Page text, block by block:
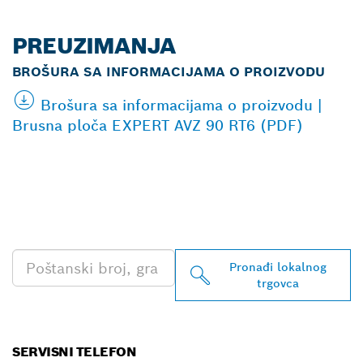
PREUZIMANJA
BROŠURA SA INFORMACIJAMA O PROIZVODU
Brošura sa informacijama o proizvodu |
Brusna ploča EXPERT AVZ 90 RT6 (PDF)
Pronađi lokalnog
trgovca
SERVISNI TELEFON